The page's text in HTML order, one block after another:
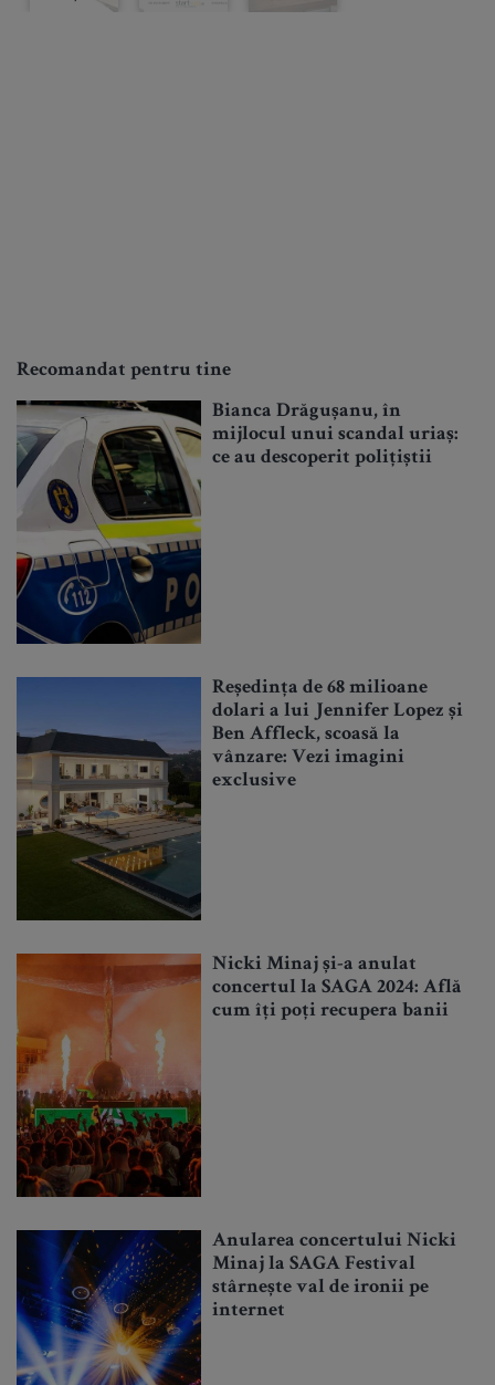
Recomandat pentru tine
Bianca Drăgușanu, în
mijlocul unui scandal uriaș:
ce au descoperit polițiștii
Reședința de 68 milioane
dolari a lui Jennifer Lopez și
Ben Affleck, scoasă la
vânzare: Vezi imagini
exclusive
Nicki Minaj și-a anulat
concertul la SAGA 2024: Află
cum îți poți recupera banii
Anularea concertului Nicki
Minaj la SAGA Festival
stârnește val de ironii pe
internet